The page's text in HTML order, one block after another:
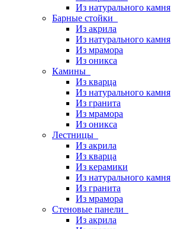
Из натурального камня
Барные стойки
Из акрила
Из натурального камня
Из мрамора
Из оникса
Камины
Из кварца
Из натурального камня
Из гранита
Из мрамора
Из оникса
Лестницы
Из акрила
Из кварца
Из керамики
Из натурального камня
Из гранита
Из мрамора
Стеновые панели
Из акрила